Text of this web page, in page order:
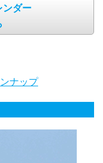
ンダー
ナップ